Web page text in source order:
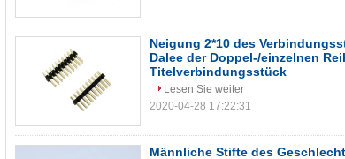
Neigung 2*10 des
Dalee der Doppel-/einzelnen
Titelverbindungsstück
Lesen Sie weiter
2020-04-28 17:22:31
Männliche Stifte des